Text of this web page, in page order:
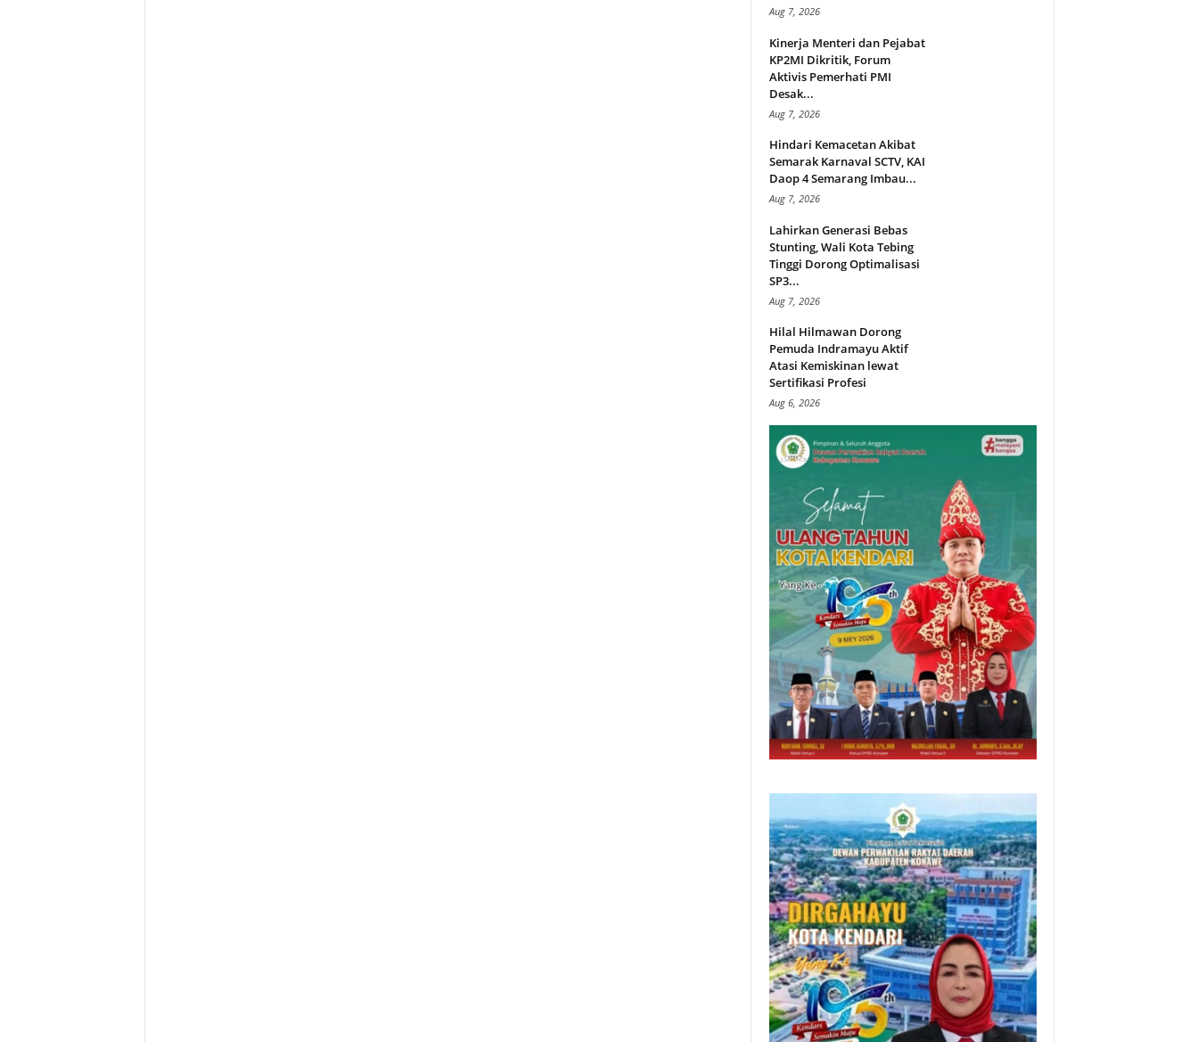
Aug 7, 2026
Kinerja Menteri dan Pejabat
KP2MI Dikritik, Forum
Aktivis Pemerhati PMI
Desak...
Aug 7, 2026
Hindari Kemacetan Akibat
Semarak Karnaval SCTV, KAI
Daop 4 Semarang Imbau...
Aug 7, 2026
Lahirkan Generasi Bebas
Stunting, Wali Kota Tebing
Tinggi Dorong Optimalisasi
SP3...
Aug 7, 2026
Hilal Hilmawan Dorong
Pemuda Indramayu Aktif
Atasi Kemiskinan lewat
Sertifikasi Profesi
Aug 6, 2026